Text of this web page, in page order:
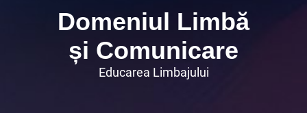
Domeniul Limbă
și Comunicare
Educarea Limbajului